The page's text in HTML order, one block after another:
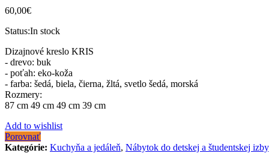
60,00€
Status:In stock
Dizajnové kreslo KRIS
- drevo: buk
- poťah: eko-koža
- farba: šedá, biela, čierna, žltá, svetlo šedá, morská
Rozmery:
87 cm 49 cm 49 cm 39 cm
Add to wishlist
Porovnať
Kategórie: Kuchyňa a jedáleň, Nábytok do detskej a študentskej izby